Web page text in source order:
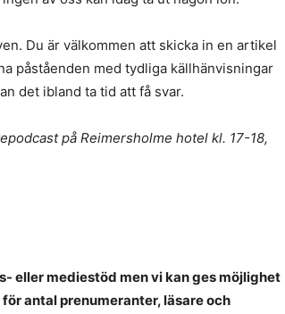
Du är välkommen att skicka in en artikel
påståenden med tydliga källhänvisningar
det ibland ta tid att få svar.
på Reimersholme hotel kl. 17-18,
eller mediestöd men vi kan ges möjlighet
för antal prenumeranter, läsare och